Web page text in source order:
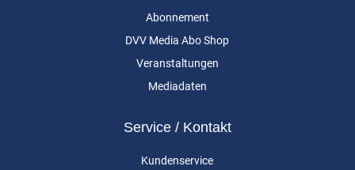
Abonnement
DVV Media Abo Shop
Veranstaltungen
Mediadaten
Service / Kontakt
Kundenservice